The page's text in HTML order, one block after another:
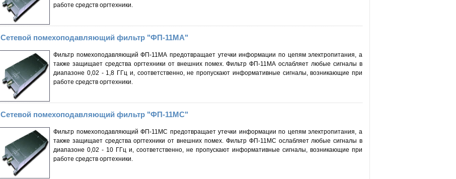
работе средств оргтехники.
Сетевой помехоподавляющий фильтр "ФП-11МА"
Фильтр помехоподавляющий ФП-11МА предотвращает утечки информации по цепям электропитания, а
также защищает средства оргтехники от внешних помех. Фильтр ФП-11МА ослабляет любые сигналы в
диапазоне 0,02 - 1,8 ГГц и, соответственно, не пропускают информативные сигналы, возникающие при
работе средств оргтехники.
Сетевой помехоподавляющий фильтр "ФП-11МС"
Фильтр помехоподавляющий ФП-11МС предотвращает утечки информации по цепям электропитания, а
также защищает средства оргтехники от внешних помех. Фильтр ФП-11МС ослабляет любые сигналы в
диапазоне 0,02 - 10 ГГц и, соответственно, не пропускают информативные сигналы, возникающие при
работе средств оргтехники.